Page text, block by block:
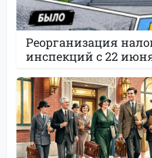
Реорганизация
инспекций с 22